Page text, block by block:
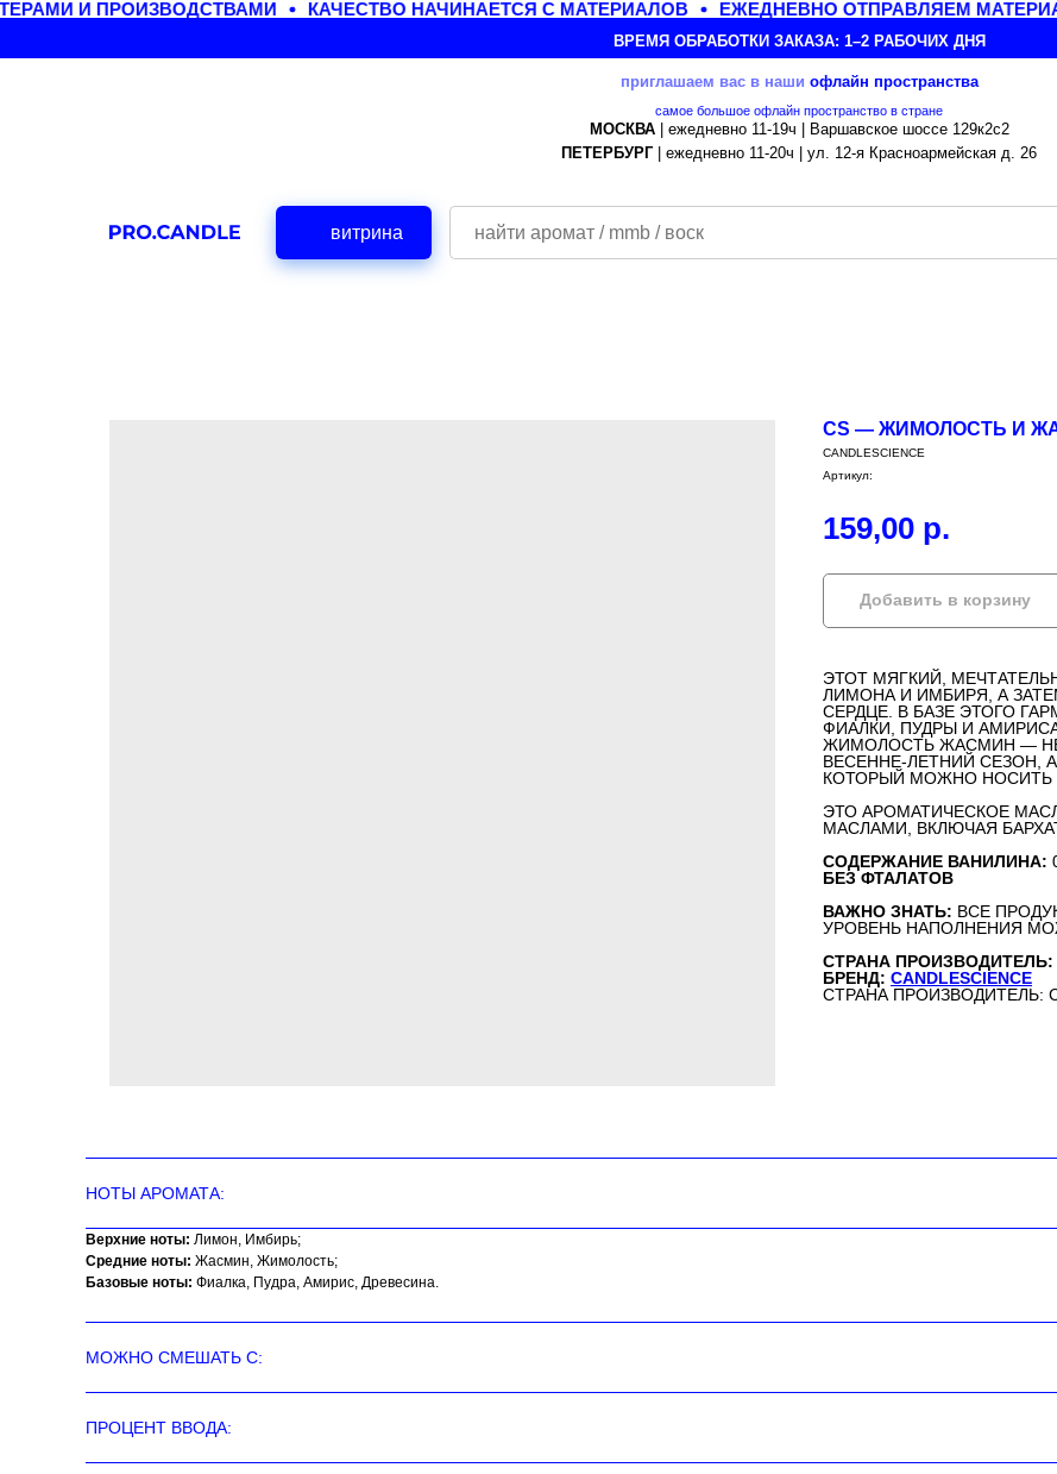
И ПРОИЗВОДСТВАМИ КАЧЕСТВО НАЧИНАЕТСЯ С МАТЕРИАЛОВ ЕЖЕДНЕВНО ОТПРАВЛЯЕМ
ВРЕМЯ ОБРАБОТКИ ЗАКАЗА: 1–2 РАБОЧИХ ДНЯ
приглашаем вас в наши офлайн пространства
самое большое офлайн пространство в стране
МОСКВА| ежедневно 11-19ч | Варшавское шоссе 129к2с2
ПЕТЕРБУРГ| ежедневно 11-20ч | ул. 12-я Красноармейская д. 26
витрина
CS — ЖИМОЛОСТЬ И
CANDLESCIENCE
Артикул:
159,00 р.
Добавить в корзину
ЭТОТ МЯГКИЙ,
ЛИМОНА И ИМБИРЯ, А
СЕРДЦЕ. В БАЗЕ ЭТОГО
ФИАЛКИ, ПУДРЫ И
ЖИМОЛОСТЬ ЖАСМИН —
ВЕСЕННЕ-ЛЕТНИЙ СЕЗОН,
КОТОРЫЙ МОЖНО НОСИТЬ
ЭТО АРОМАТИЧЕСКОЕ
МАСЛАМИ, ВКЛЮЧАЯ
СОДЕРЖАНИЕ ВАНИЛИНА:
БЕЗ ФТАЛАТОВ
ВАЖНО ЗНАТЬ: ВСЕ
УРОВЕНЬ НАПОЛНЕНИЯ
СТРАНА ПРОИЗВОДИТЕЛЬ:
БРЕНД: CANDLESCIENCE
СТРАНА ПРОИЗВОДИТЕЛЬ:
НОТЫ АРОМАТА:
Верхние ноты: Лимон, Имбирь;
Средние ноты: Жасмин, Жимолость;
Базовые ноты: Фиалка, Пудра, Амирис, Древесина.
МОЖНО СМЕШАТЬ С:
ПРОЦЕНТ ВВОДА: